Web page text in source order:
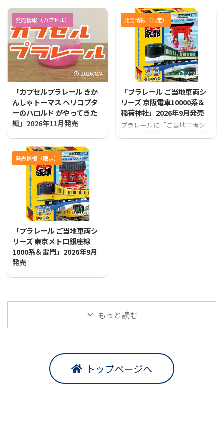
発売情報（カプセル）
2026/8/4
「カプセルプラレール きか
んしゃトーマス ヘリコプタ
ーのハロルド がやってきた
編」2026年11月発売
プセルプラレール きかんしゃ
トーマス ヘリコプターのハロ
ルド がやってきた編」が発売
となります！
発売情報（限定）
2026/7/31
「プラレール ご当地車両シ
リーズ 京阪電車10000系＆
稲荷神社」2026年9月発売
プラレールに「ご当地車両シ
発売情報（限定）
2026/7/31
「プラレール ご当地車両シ
リーズ 東京メトロ銀座線
1000系＆雷門」2026年9月
発売
もっと読む
トップページへ